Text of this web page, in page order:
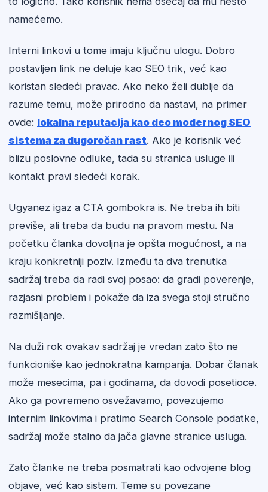
namećemo.
Interni linkovi u tome imaju ključnu ulogu. Dobro
postavljen link ne deluje kao SEO trik, već kao
koristan sledeći pravac. Ako neko želi dublje da
razume temu, može prirodno da nastavi, na primer
ovde: lokalna reputacija kao deo modernog SEO
sistema za dugoročan rast. Ako je korisnik već
blizu poslovne odluke, tada su stranica usluge ili
kontakt pravi sledeći korak.
Ugyanez igaz a CTA gombokra is. Ne treba ih biti
previše, ali treba da budu na pravom mestu. Na
početku članka dovoljna je opšta mogućnost, a na
kraju konkretniji poziv. Između ta dva trenutka
sadržaj treba da radi svoj posao: da gradi poverenje,
razjasni problem i pokaže da iza svega stoji stručno
razmišljanje.
Na duži rok ovakav sadržaj je vredan zato što ne
funkcioniše kao jednokratna kampanja. Dobar članak
može mesecima, pa i godinama, da dovodi posetioce.
Ako ga povremeno osvežavamo, povezujemo
internim linkovima i pratimo Search Console podatke,
sadržaj može stalno da jača glavne stranice usluga.
Zato članke ne treba posmatrati kao odvojene blog
objave, već kao sistem. Teme su povezane